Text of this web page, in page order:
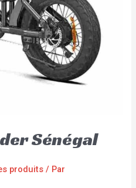
Sénégal
produits / Par